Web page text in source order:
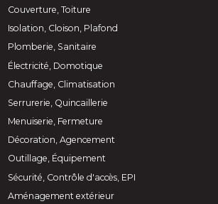
Couverture, Toiture
Isolation, Cloison, Plafond
Plomberie, Sanitaire
Électricité, Domotique
Chauffage, Climatisation
Serrurerie, Quincaillerie
Menuiserie, Fermeture
Décoration, Agencement
Outillage, Équipement
Sécurité, Contrôle d'accès, EPI
Aménagement extérieur